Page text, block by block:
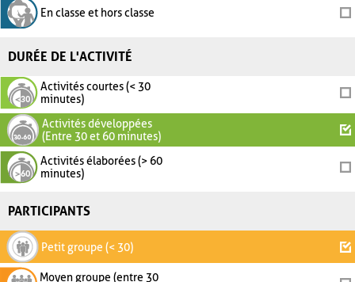
En classe et hors classe
DURÉE DE L'ACTIVITÉ
Activités courtes (< 30
minutes)
Activités développées
(Entre 30 et 60 minutes)
Activités élaborées (> 60
minutes)
PARTICIPANTS
Petit groupe (< 30)
Moyen groupe (entre 30